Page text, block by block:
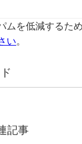
ムを低減するた
い
記事